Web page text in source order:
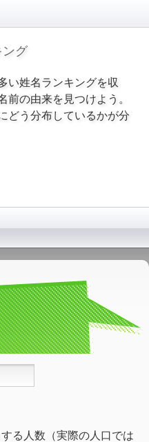
グ
い姓名ランキングを収
の由来を見つけよう。
どう分布しているかが分
る人数（実際の人口では